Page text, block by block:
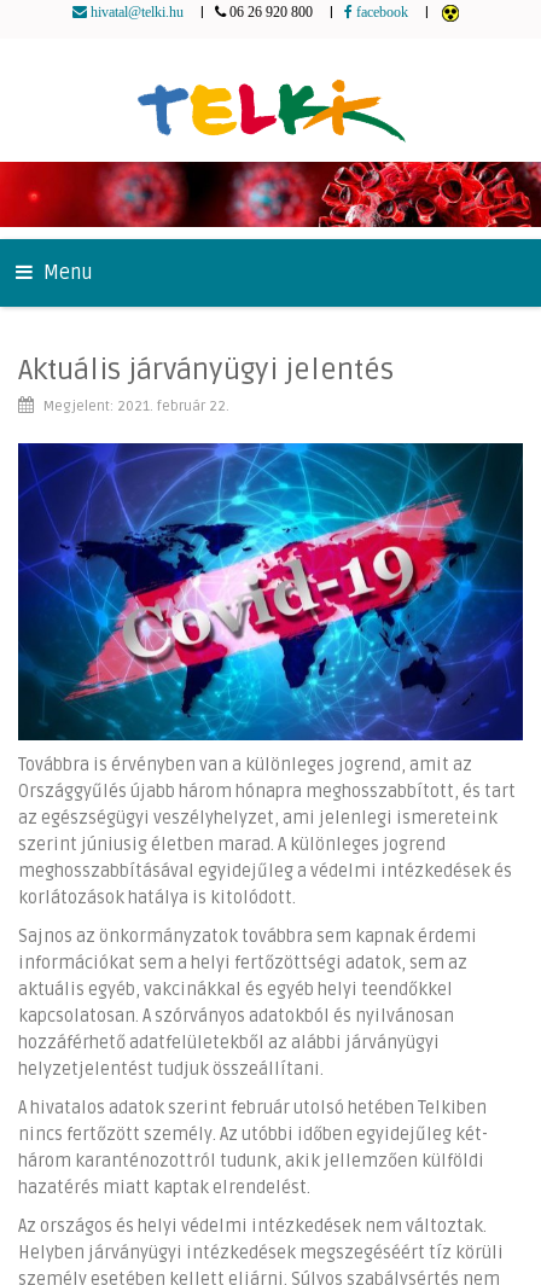
hivatal@telki.hu 06 26 920 800 facebook
Menu
Aktuális járványügyi jelentés
Megjelent: 2021. február 22.
Továbbra is érvényben van a különleges jogrend, amit az
Országgyűlés újabb három hónapra meghosszabbított, és tart
az egészségügyi veszélyhelyzet, ami jelenlegi ismereteink
szerint júniusig életben marad. A különleges jogrend
meghosszabbításával egyidejűleg a védelmi intézkedések és
korlátozások hatálya is kitolódott.
Sajnos az önkormányzatok továbbra sem kapnak érdemi
információkat sem a helyi fertőzöttségi adatok, sem az
aktuális egyéb, vakcinákkal és egyéb helyi teendőkkel
kapcsolatosan. A szórványos adatokból és nyilvánosan
hozzáférhető adatfelületekből az alábbi járványügyi
helyzetjelentést tudjuk összeállítani.
A hivatalos adatok szerint február utolsó hetében Telkiben
nincs fertőzött személy. Az utóbbi időben egyidejűleg két-
három karanténozottról tudunk, akik jellemzően külföldi
hazatérés miatt kaptak elrendelést.
Az országos és helyi védelmi intézkedések nem változtak.
Helyben járványügyi intézkedések megszegéséért tíz körüli
személy esetében kellett eljárni. Súlyos szabálysértés nem